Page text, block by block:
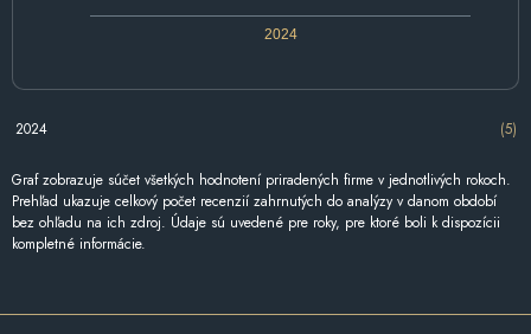
2024
2024 (5)
Graf zobrazuje súčet všetkých hodnotení priradených firme v jednotlivých rokoch.
Prehľad ukazuje celkový počet recenzií zahrnutých do analýzy v danom období
bez ohľadu na ich zdroj. Údaje sú uvedené pre roky, pre ktoré boli k dispozícii
kompletné informácie.